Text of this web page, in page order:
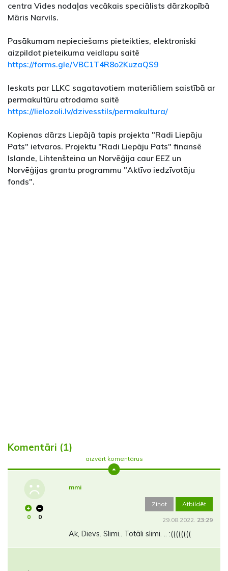
centra Vides nodaļas vecākais speciālists dārzkopībā
Māris Narvils.
Pasākumam nepieciešams pieteikties, elektroniski
aizpildot pieteikuma veidlapu saitē
https://forms.gle/VBC1T4R8o2KuzaQS9
Ieskats par LLKC sagatavotiem materiāliem saistībā ar
permakultūru atrodama saitē
https://lielozoli.lv/dzivesstils/permakultura/
Kopienas dārzs Liepājā tapis projekta "Radi Liepāju
Pats" ietvaros. Projektu "Radi Liepāju Pats" finansē
Islande, Lihtenšteina un Norvēģija caur EEZ un
Norvēģijas grantu programmu "Aktīvo iedzīvotāju
fonds".
Komentāri (1)
aizvērt komentārus
0 0
mmi
Ziņot Atbildēt
29.08.2022. 23:29
Ak, Dievs. Slimi.. Totāli slimi. .. :((((((((